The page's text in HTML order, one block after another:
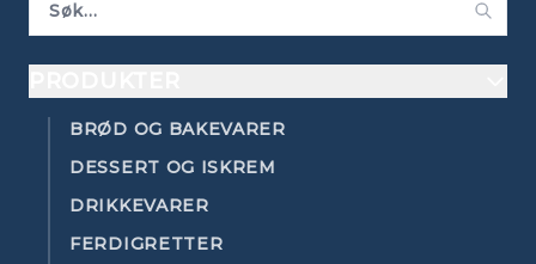
BRØD OG BAKEVARER
DESSERT OG ISKREM
DRIKKEVARER
FERDIGRETTER